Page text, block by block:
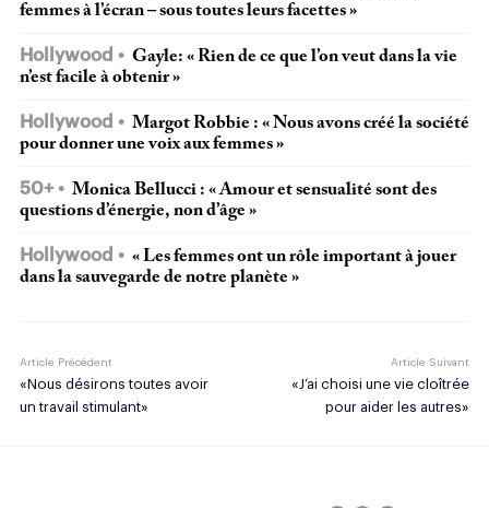
femmes à l’écran – sous toutes leurs facettes »
Hollywood
Gayle: « Rien de ce que l’on veut dans la vie
n’est facile à obtenir »
Hollywood
Margot Robbie : « Nous avons créé la société
pour donner une voix aux femmes »
50+
Monica Bellucci : « Amour et sensualité sont des
questions d’énergie, non d’âge »
Hollywood
« Les femmes ont un rôle important à jouer
dans la sauvegarde de notre planète »
Article Précédent
«Nous désirons toutes avoir
un travail stimulant»
Article Suivant
«J’ai choisi une vie cloîtrée
pour aider les autres»